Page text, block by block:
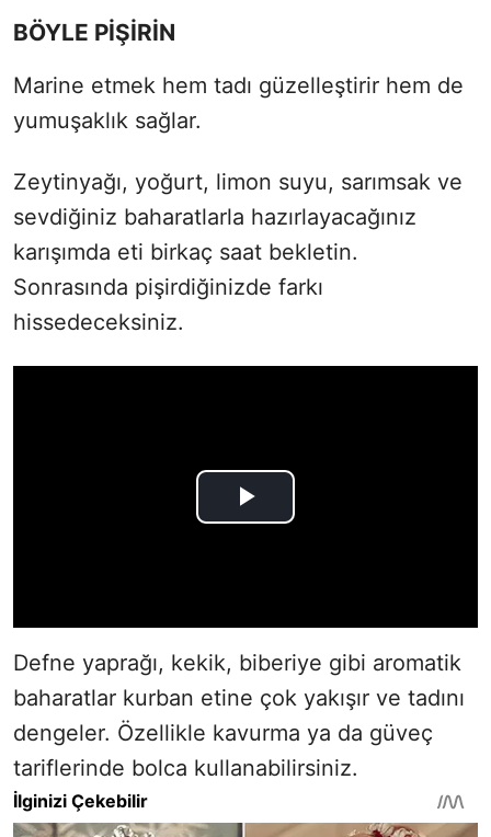
BÖYLE PİŞİRİN
Marine etmek hem tadı güzelleştirir hem de
yumuşaklık sağlar.
Zeytinyağı, yoğurt, limon suyu, sarımsak ve
sevdiğiniz baharatlarla hazırlayacağınız
karışımda eti birkaç saat bekletin.
Sonrasında pişirdiğinizde farkı
hissedeceksiniz.
Defne yaprağı, kekik, biberiye gibi aromatik
baharatlar kurban etine çok yakışır ve tadını
dengeler. Özellikle kavurma ya da güveç
tariflerinde bolca kullanabilirsiniz.